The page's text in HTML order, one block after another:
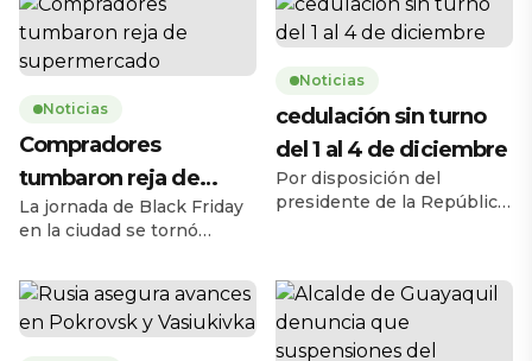
Noticias
Compradores
tumbaron reja de
supermercado
La jornada de Black Friday
en la ciudad se tornó
jueves 27 de noviembre,
cuando una multitud de
personas tumbó la reja de
Noticias
cedulación sin turno
del 1 al 4 de diciembre
Por disposición del
presidente de la República,
cedulación sin turno entre
el lunes 1 y el jueves 4 de
diciembre de 2025, en